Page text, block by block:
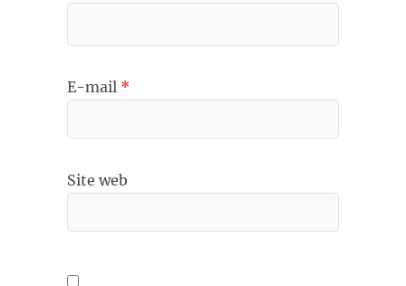
E-mail *
Site web